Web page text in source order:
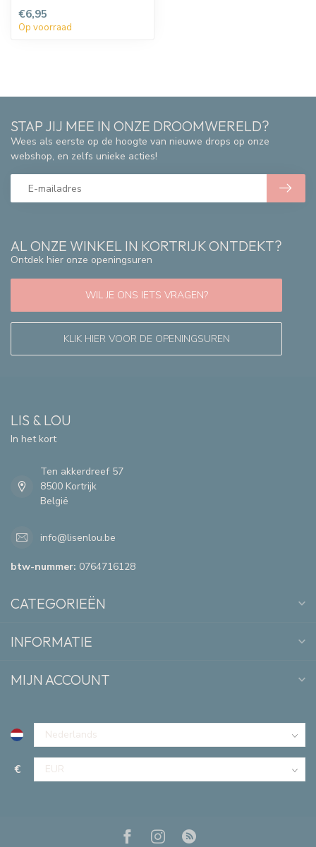
€6,95
Op voorraad
AL ONZE WINKEL IN KORTRIJK ONTDEKT?
Ontdek hier onze openingsuren
WIL JE ONS IETS VRAGEN?
KLIK HIER VOOR DE OPENINGSUREN
STAP JIJ MEE IN ONZE DROOMWERELD?
Wees als eerste op de hoogte van nieuwe drops op onze
webshop, en zelfs unieke acties!
LIS & LOU
In het kort
Ten akkerdreef 57
8500 Kortrijk
België
info@lisenlou.be
btw-nummer: 0764716128
CATEGORIEËN
INFORMATIE
MIJN ACCOUNT
€